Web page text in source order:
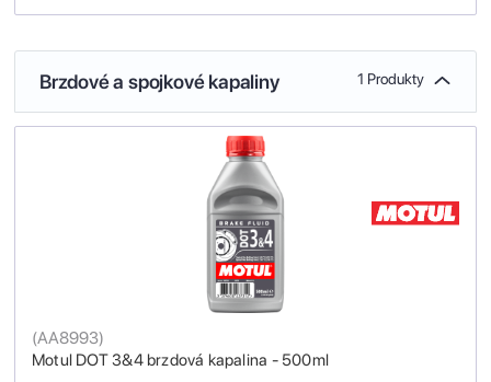
Brzdové a spojkové kapaliny 1 Produkty
Motul DOT 3&4 brzdová kapalina - 500ml
(AA8993)